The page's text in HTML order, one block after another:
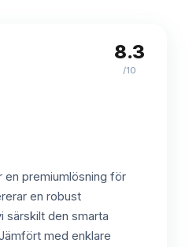
8.3
/10
en premiumlösning för
en robust
särskilt den smarta
med enklare